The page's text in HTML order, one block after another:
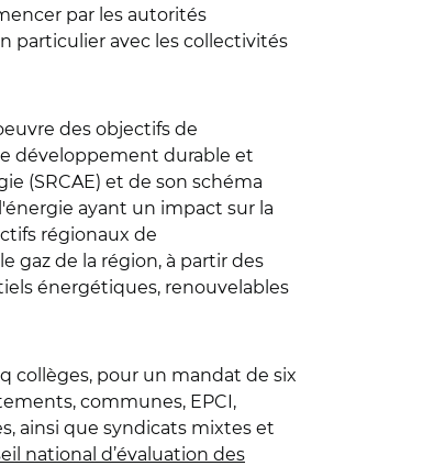
par les autorités
particulier avec les collectivités
des objectifs de
développement durable et
(SRCAE) et de son schéma
ayant un impact sur la
régionaux de
gaz de la région, à partir des
énergétiques, renouvelables
collèges, pour un mandat de six
communes, EPCI,
ainsi que syndicats mixtes et
national d’évaluation des